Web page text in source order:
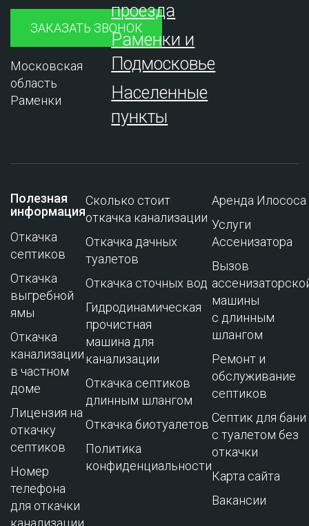
ЗАКАЗАТЬ ЗВОНОК
Московская
область
Раменки
проезда
Раменки и
Подмосковье
Населенные
пункты
Полезная
информация
Откачка
септиков
Откачка
выгребной
ямы
Откачка
канализации
в частном
доме
Лицензия на
откачку
септиков
Номер
телефона
для откачки
канализации
Сколько стоит
откачка канализации
Откачка дачных
туалетов
Откачка сточных вод
Гидродинамическая
прочистная
машина для
канализации
Откачка септиков
длинным шлангом
Откачка биотуалетов
Политика
конфиденциальности
Аренда Илососа
Услуги
Ассенизатора
Вызов
машины
с длинным
шлангом
Ремонт и
обслуживание
cептиков
Септик для бани
с туалетом без
откачки
Карта сайта
Вакансии